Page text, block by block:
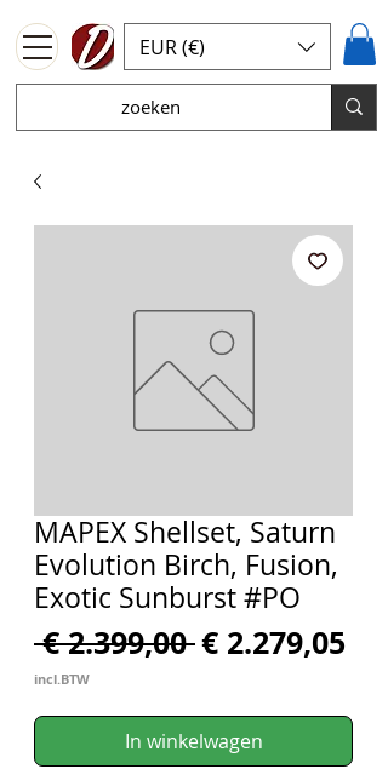
EUR (€)
MAPEX Shellset, Saturn
Evolution Birch, Fusion,
Exotic Sunburst #PO
€ 2.399,00 Normale
€ 2.279,05
incl.BTW
In winkelwagen